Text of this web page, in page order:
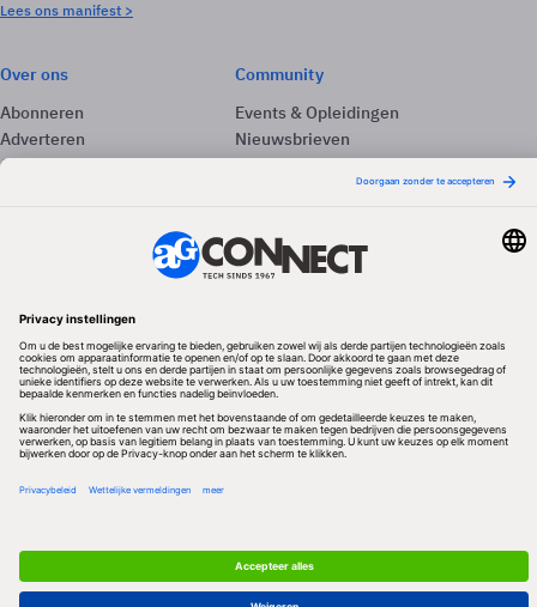
Lees ons manifest >
Over ons
Abonneren
Adverteren
Contact
Community
Events & Opleidingen
Nieuwsbrieven
Vacatures
Redactionele partner